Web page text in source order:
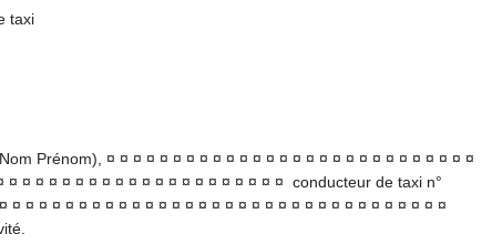
taxi
Prénom), ¤ ¤ ¤ ¤ ¤ ¤ ¤ ¤ ¤ ¤ ¤ ¤ ¤ ¤ ¤ ¤ ¤ ¤ ¤ ¤ ¤ ¤ ¤ ¤ ¤ ¤ ¤ ¤
¤ ¤ ¤ ¤ ¤ ¤ ¤ ¤ ¤ ¤ ¤ ¤ ¤ ¤ ¤ ¤ ¤ ¤ ¤ ¤ conducteur de taxi n°
¤ ¤ ¤ ¤ ¤ ¤ ¤ ¤ ¤ ¤ ¤ ¤ ¤ ¤ ¤ ¤ ¤ ¤ ¤ ¤ ¤ ¤ ¤ ¤ ¤ ¤ ¤ ¤ ¤ ¤ ¤ ¤ ¤